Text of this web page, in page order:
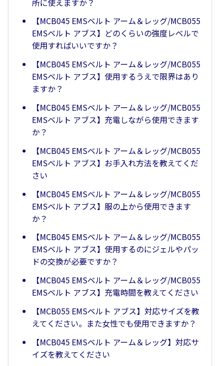
【MCB045 EMSベルト アーム＆レッグ/MCB055
EMSベルト アブス】どのくらいの強度レベルで
使用すればいいですか？
【MCB045 EMSベルト アーム＆レッグ/MCB055
EMSベルト アブス】使用するうえで限界はあり
ますか？
【MCB045 EMSベルト アーム＆レッグ/MCB055
EMSベルト アブス】充電しながら使用できます
か？
【MCB045 EMSベルト アーム＆レッグ/MCB055
EMSベルト アブス】お手入れ方法を教えてくだ
さい
【MCB045 EMSベルト アーム＆レッグ/MCB055
EMSベルト アブス】服の上から使用できます
か？
【MCB045 EMSベルト アーム＆レッグ/MCB055
EMSベルト アブス】使用するのにジェルやパッ
ドの交換が必要ですか？
【MCB045 EMSベルト アーム＆レッグ/MCB055
EMSベルト アブス】充電時間を教えてください
【MCB055 EMSベルト アブス】対応サイズを教
えてください。また女性でも使用できますか？
【MCB045 EMSベルト アーム＆レッグ】対応サ
イズを教えてください